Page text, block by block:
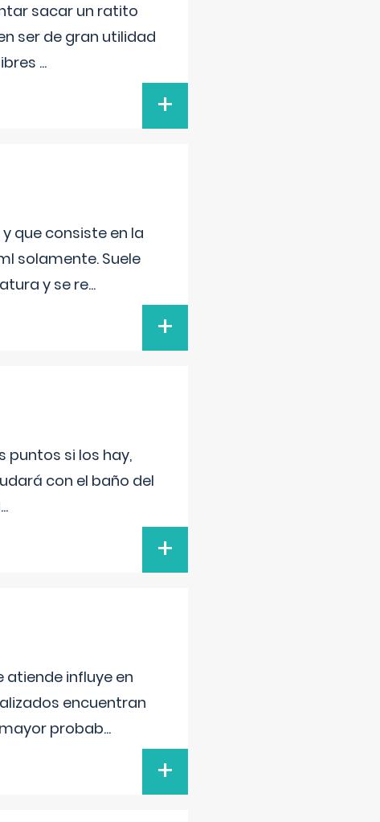
sacar un ratito
ser de gran utilidad
...
+
que consiste en la
solamente. Suele
y se re...
+
puntos si los hay,
con el baño del
...
+
atiende influye en
encuentran
probab...
+